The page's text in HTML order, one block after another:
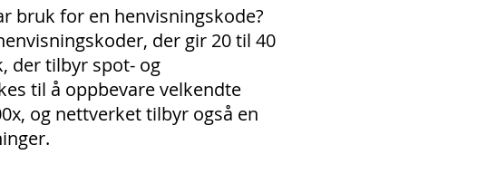
bruk for en henvisningskode?
der gir 20 til 40
der tilbyr spot- og
til å oppbevare velkendte
og nettverket tilbyr også en